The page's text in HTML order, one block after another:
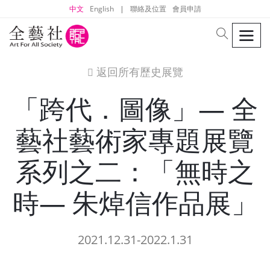
中文 English | 聯絡及位置 會員申請
search
icon
返回所有歷史展覽
「跨代．圖像」— 全
藝社藝術家專題展覽
系列之二：「無時之
時— 朱焯信作品展」
2021.12.31-2022.1.31